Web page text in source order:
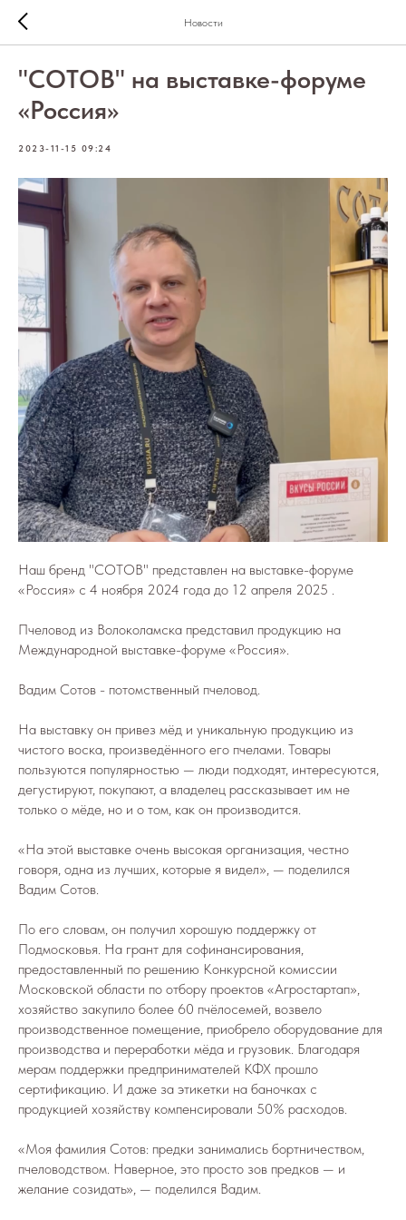
Новости
"СОТОВ" на выставке-форуме
«Россия»
2023-11-15 09:24
Наш бренд "СОТОВ" представлен на выставке-форуме
«Россия» с 4 ноября 2024 года до 12 апреля 2025 .
Пчеловод из Волоколамска представил продукцию на
Международной выставке-форуме «Россия».
Вадим Сотов - потомственный пчеловод.
На выставку он привез мёд и уникальную продукцию из
чистого воска, произведённого его пчелами. Товары
пользуются популярностью — люди подходят, интересуются,
дегустируют, покупают, а владелец рассказывает им не
только о мёде, но и о том, как он производится.
«На этой выставке очень высокая организация, честно
говоря, одна из лучших, которые я видел», — поделился
Вадим Сотов.
По его словам, он получил хорошую поддержку от
Подмосковья. На грант для софинансирования,
предоставленный по решению Конкурсной комиссии
Московской области по отбору проектов «Агростартап»,
хозяйство закупило более 60 пчёлосемей, возвело
производственное помещение, приобрело оборудование для
производства и переработки мёда и грузовик. Благодаря
мерам поддержки предпринимателей КФХ прошло
сертификацию. И даже за этикетки на баночках с
продукцией хозяйству компенсировали 50% расходов.
«Моя фамилия Сотов: предки занимались бортничеством,
пчеловодством. Наверное, это просто зов предков — и
желание созидать», — поделился Вадим.